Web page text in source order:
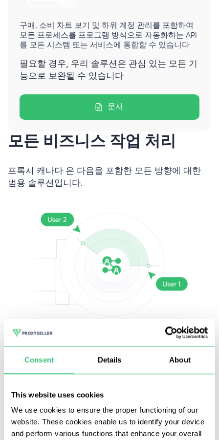
Consent Details About
This website uses cookies
We use cookies to ensure the proper functioning of our
website. These cookies enable us to identify your device
and perform various functions that enhance your overall
구매, 소비 차트 보기 및 하위 계정 관리를 포함하여
모든 프로세스를 프로그램 방식으로 자동화하는 API
를 모든 시스템 또는 서비스에 통합할 수 있습니다
필요할 경우, 우리 솔루션은 관심 있는 모든 기
능으로 보완될 수 있습니다
문서
모든 비즈니스 작업 처리
프록시 캐나다 은 다음을 포함한 모든 방향에 대한
범용 솔루션입니다.
소셜 미디어
인종 IP (보안 문자 및 차단 없음)
댓글 달기 및 자동 완성